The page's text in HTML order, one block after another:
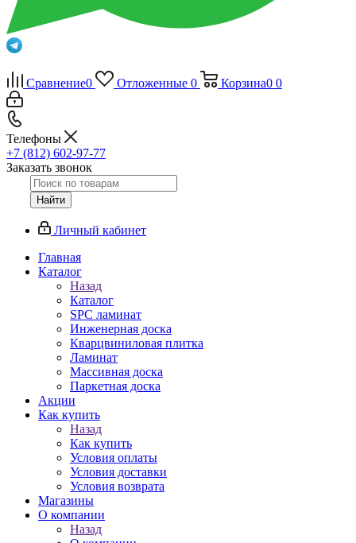
Сравнение0 Отложенные 0 Корзина0 0
Телефоны
+7 (812) 602-97-77
Заказать звонок
Найти
Личный кабинет
Главная
Каталог
Назад
Каталог
SPC ламинат
Инженерная доска
Кварцвиниловая плитка
Ламинат
Массивная доска
Паркетная доска
Акции
Как купить
Назад
Как купить
Условия оплаты
Условия доставки
Условия возврата
Магазины
О компании
Назад